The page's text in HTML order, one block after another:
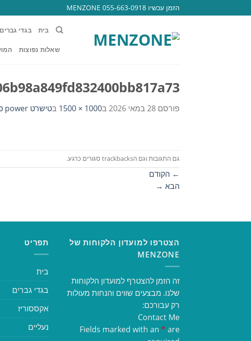
to
הזמן עכשיו 055-663-0918 MENZONE
בית בגדי גברים
שאלות נפוצות
פורסם 28 במאי 2026 ב1000 × 1500 בטישרט power כותנת פיגמנט גזרת אוברסייז 126
גם התגובות וגם הtrackbacks סגורים כרגע.
← הקודם
הבא →
הצטרפו למועדון הלקוחות של
MENZONE
זה הזמן להצטרף למועדון הלקוחות
שלנו. מבצעים שווים והנחות מעולות
רק עבורכם:
Contact Me
Fields marked with an * are
תפריט
בית
בגדי גברים
אקססוריז
נעליים